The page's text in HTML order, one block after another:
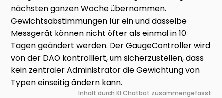
nächsten ganzen Woche übernommen.
Gewichtsabstimmungen für ein und dasselbe
Messgerät können nicht öfter als einmal in 10
Tagen geändert werden. Der GaugeController wird
von der DAO kontrolliert, um sicherzustellen, dass
kein zentraler Administrator die Gewichtung von
Typen einseitig ändern kann.
Inhalt durch KI Chatbot zusammengefasst